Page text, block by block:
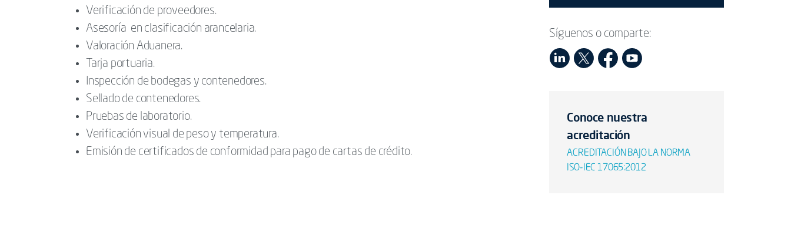
Verificación de proveedores.
Asesoría en clasificación arancelaria.
Valoración Aduanera.
Tarja portuaria.
Inspección de bodegas y contenedores.
Sellado de contenedores.
Pruebas de laboratorio.
Verificación visual de peso y temperatura.
Emisión de certificados de conformidad para pago de cartas de crédito.
Síguenos o comparte:
Conoce nuestra
acreditación
ACREDITACIÓN BAJO LA NORMA
ISO-IEC 17065:2012